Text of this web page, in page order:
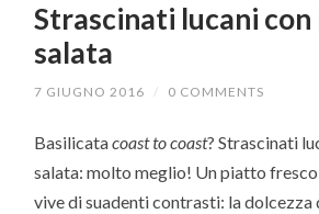
Strascinati lucani
salata
7 GIUGNO 2016 / 0 COMMENTS
Basilicatacoast to coast? Strascinati
salata: molto meglio! Un piatto fresco
vive di suadenti contrasti: la dolcezza